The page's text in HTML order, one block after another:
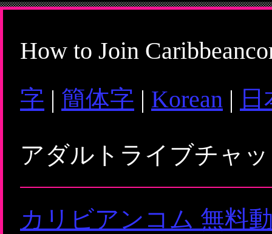
How to Join
字 | 簡体字 | Korean |
アダルトライブチャ
カリビアンコム 無料